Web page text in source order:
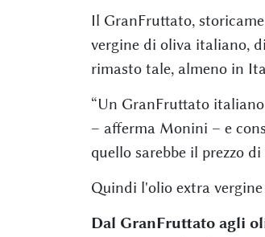
Il GranFruttato,
vergine di oliva italiano,
rimasto tale, almeno in
“Un GranFruttato
– afferma Monini – e
quello sarebbe il prezzo
Quindi l'olio extra
Dal GranFruttato agli